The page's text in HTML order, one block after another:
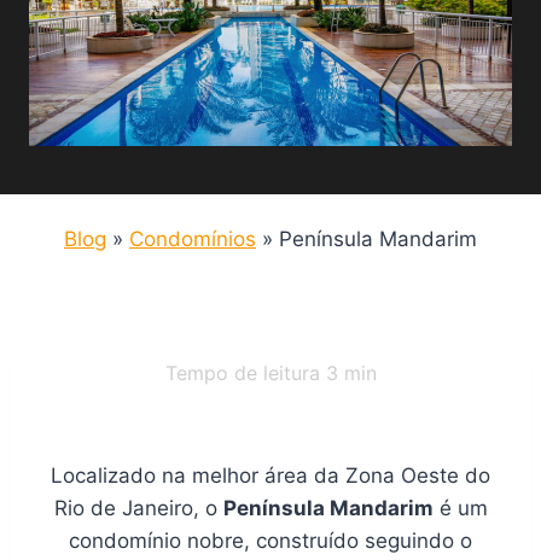
Blog » Condomínios » Península Mandarim
Tempo de leitura 3 min
Localizado na melhor área da Zona Oeste do
Rio de Janeiro, o Península Mandarim é um
condomínio nobre, construído seguindo o